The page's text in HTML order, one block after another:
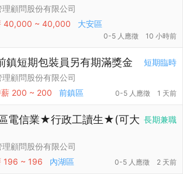
顧問股份有限公司
40,000 ~ 40,000 大安區
0-5 人應徵 10 小時前
短期臨時
鎮短期包裝員另有期滿獎金
顧問股份有限公司
200 ~ 200 前鎮區 0-5 人應徵 1 天前
長期兼職
電信業★行政工讀生★(可大
顧問股份有限公司
196 ~ 196 內湖區 0-5 人應徵 2 天前